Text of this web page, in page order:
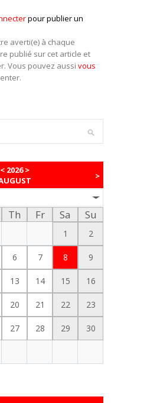
pour publier un
averti(e) à chaque
publié sur cet article et
Vous pouvez aussi vous
< 2026>
>
Th Fr Sa Su
1 2
6 7 8 9
13 14 15 16
20 21 22 23
27 28 29 30